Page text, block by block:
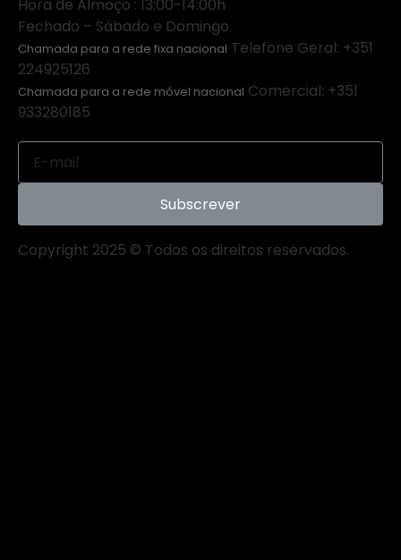
Hora de Almoço : 13:00-14:00h
Fechado – Sábado e Domingo
Chamada para a rede fixa nacional Telefone Geral: +351
224925126
Chamada para a rede móvel nacional Comercial: +351
933280185
Subscrever
Copyright 2025 © Todos os direitos reservados.